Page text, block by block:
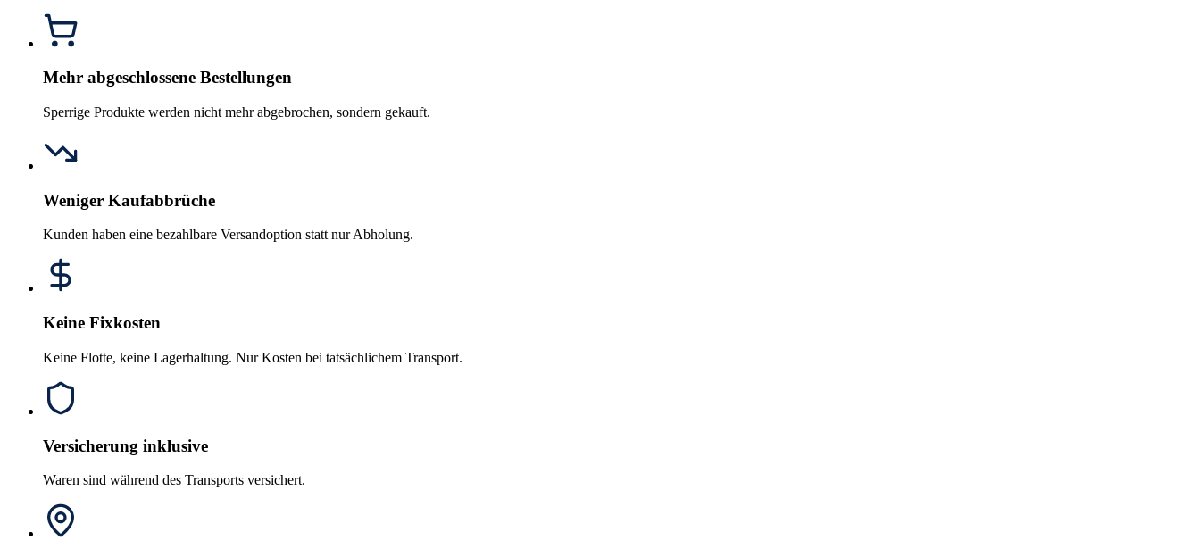
Mehr abgeschlossene Bestellungen
Sperrige Produkte werden nicht mehr abgebrochen, sondern gekauft.
Weniger Kaufabbrüche
Kunden haben eine bezahlbare Versandoption statt nur Abholung.
Keine Fixkosten
Keine Flotte, keine Lagerhaltung. Nur Kosten bei tatsächlichem Transport.
Versicherung inklusive
Waren sind während des Transports versichert.